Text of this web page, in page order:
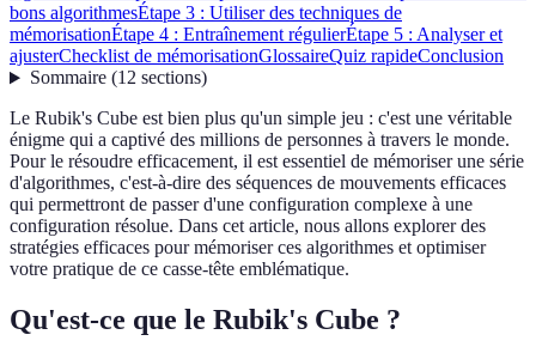
bons algorithmesÉtape 3 : Utiliser des techniques de
mémorisationÉtape 4 : Entraînement régulierÉtape 5 : Analyser et
ajusterChecklist de mémorisationGlossaireQuiz rapideConclusion
Sommaire(12 sections)
Le Rubik's Cube est bien plus qu'un simple jeu : c'est une véritable
énigme qui a captivé des millions de personnes à travers le monde.
Pour le résoudre efficacement, il est essentiel de mémoriser une série
d'algorithmes, c'est-à-dire des séquences de mouvements efficaces
qui permettront de passer d'une configuration complexe à une
configuration résolue. Dans cet article, nous allons explorer des
stratégies efficaces pour mémoriser ces algorithmes et optimiser
votre pratique de ce casse-tête emblématique.
Qu'est-ce que le Rubik's Cube ?